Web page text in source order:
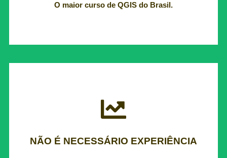
O maior curso de QGIS do Brasil.
NÃO É NECESSÁRIO EXPERIÊNCIA
NÃO É NECESSÁRIO EXPERIÊNCIA